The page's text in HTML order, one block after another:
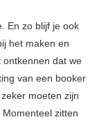
En zo blijf je ook
het maken en
ontkennen dat we
van een booker
moeten zijn
zitten